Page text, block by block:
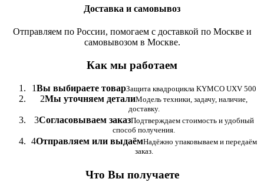
Доставка и самовывоз
Отправляем по России, помогаем с доставкой по Москве и
самовывозом в Москве.
Как мы работаем
1Вы выбираете товарЗащита квадроцикла KYMCO UXV 500
2Мы уточняем деталиМодель техники, задачу, наличие,
доставку.
3Согласовываем заказПодтверждаем стоимость и удобный
способ получения.
4Отправляем или выдаёмНадёжно упаковываем и передаём
заказ.
Что Вы получаете